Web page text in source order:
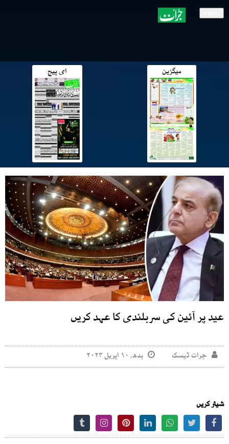
میگزین ای پیج
عید پر آئین کی سربلندی کا عہد کریں
جرات ڈیسک بدھ, ۱۰ اپریل ۲۰۲۴
شیئر کریں